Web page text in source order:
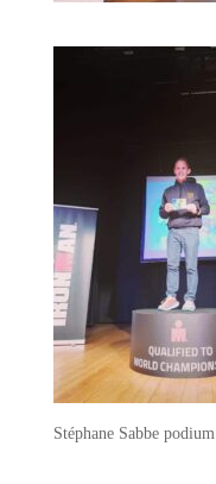
Stéphane Sabbe podium